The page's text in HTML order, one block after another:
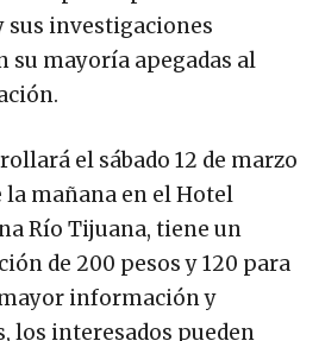
sus investigaciones
su mayoría apegadas al
el sábado 12 de marzo
la mañana en el Hotel
Río Tijuana, tiene un
de 200 pesos y 120 para
información y
los interesados pueden